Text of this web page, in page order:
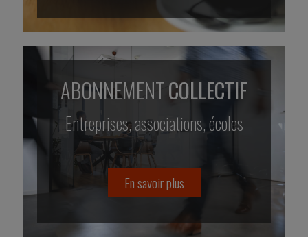
ABONNEMENTCOLLECTIF
Entreprises, associations, écoles
En savoir plus